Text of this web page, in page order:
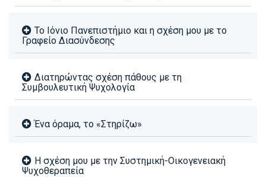
Το Ιόνιο Πανεπιστήμιο και η σχέση μου με το
Γραφείο Διασύνδεσης
Διατηρώντας σχέση πάθους με τη
Συμβουλευτική Ψυχολογία
Ένα όραμα, το «Στηρίζω»
Η σχέση μου με την Συστημική-Οικογενειακή
Ψυχοθεραπεία